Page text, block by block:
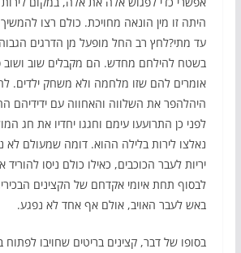
היתה זו מין הונאה מחויכת. כולם רצו
עד מתי?לחץ רב החל מופעל מן הדרגים
בשטח להילחם מחדש. הם מקבלים שוב ושוב
אומרים להם שזו מלחמה ולא משחק ילדים.
היהלהפר את השלווה והאחווה עם ידידיהם
לפני כן התרועעו עימם וחגגו יחדיו את חג
נאלצו לירות בלילה ההוא. דומה שמעולם לא
יריות לעבר הכוכבים, כאילו כולם ניסו
לבסוף תחת איומי אקדחם של הקצינים
באש לעבר האויב, אולם אף אחד לא נפגע.
בסופו של דבר, קצינים בריטים שחויבו